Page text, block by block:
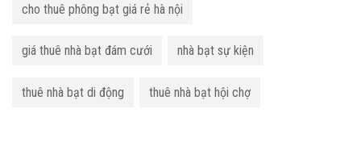
cho thuê phông bạt giá rẻ hà nội
giá thuê nhà bạt đám cưới nhà bạt sự kiện
thuê nhà bạt di động thuê nhà bạt hội chợ